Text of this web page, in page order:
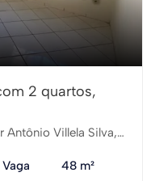
2 quartos,
Silva, Araçatuba-SP
Vaga 48 m²